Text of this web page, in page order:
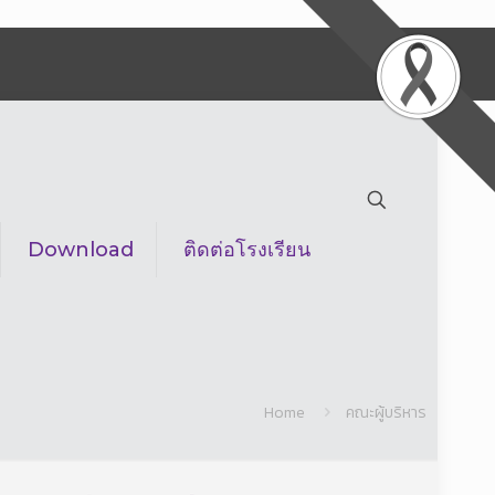
Download ติดต่อโรงเรียน
Home คณะผู้บริหาร